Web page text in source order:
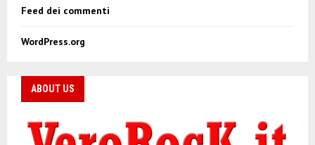
Feed dei commenti
WordPress.org
ABOUT US